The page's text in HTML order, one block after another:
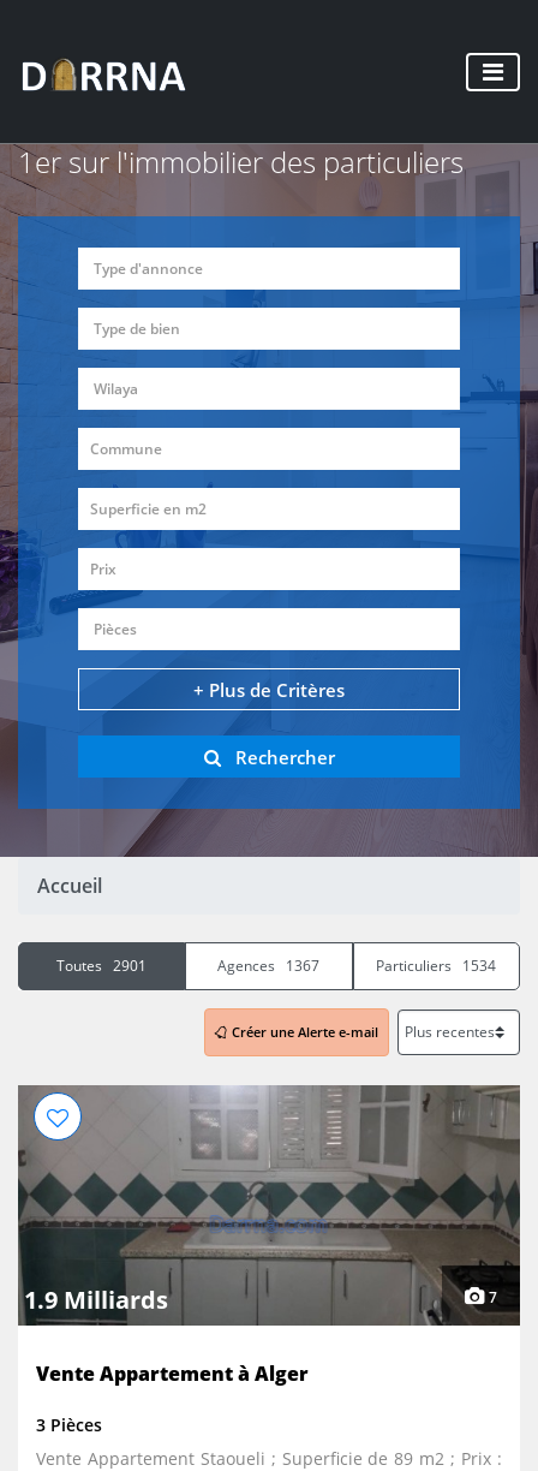
1er sur l'immobilier des particuliers
Type d'annonce
Type de bien
Wilaya
Prix
Pièces
+ Plus de Critères
Rechercher
Accueil
Toutes 2901 Agences 1367 Particuliers 1534
Créer une Alerte e-mail
1.9 Milliards 7
Vente Appartement à Alger
3 Pièces
Vente Appartement Staoueli ; Superficie de 89 m2 ; Prix :